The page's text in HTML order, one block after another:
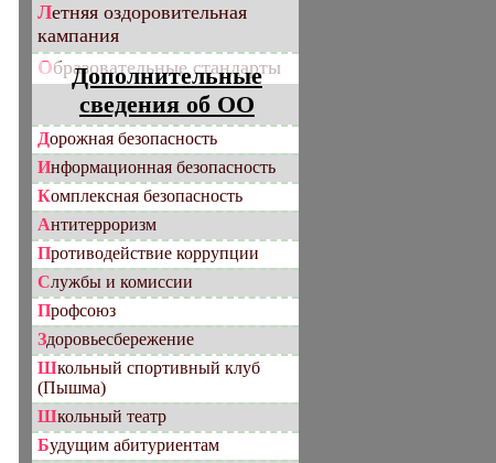
Летняя оздоровительная
кампания
Образовательные стандарты
Дополнительные
сведения об ОО
Дорожная безопасность
Информационная безопасность
Комплексная безопасность
Антитерроризм
Противодействие коррупции
Службы и комиссии
Профсоюз
Здоровьесбережение
Школьный спортивный клуб
(Пышма)
Школьный театр
Будущим абитуриентам